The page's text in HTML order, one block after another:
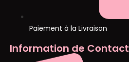
Paiement à la Livraison
Information de Contact